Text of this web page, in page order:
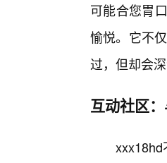
可能合您胃
愉悦。它不
过，但却会
互动社区